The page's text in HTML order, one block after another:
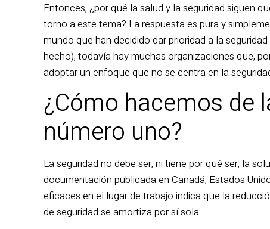
Entonces, ¿por qué la salud y la seguridad siguen
torno a este tema? La respuesta es pura y
mundo que han decidido dar prioridad a la
hecho), todavía hay muchas organizaciones que,
adoptar un enfoque que no se centra en la
¿Cómo hacemos de
número uno?
La seguridad no debe ser, ni tiene por qué ser, la
documentación publicada en Canadá, Estados
eficaces en el lugar de trabajo indica que la
de seguridad se amortiza por sí sola.